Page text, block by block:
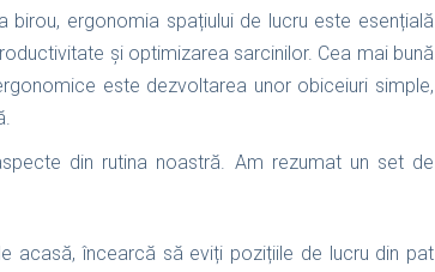
ergonomia spațiului de lucru este esențială
și optimizarea sarcinilor. Cea mai bună
este dezvoltarea unor obiceiuri simple,
din rutina noastră. Am rezumat un set de
acasă, încearcă să eviți pozițiile de lucru din pat